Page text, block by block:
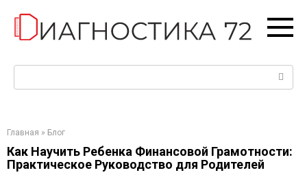
контенту
Главная » Блог
Как Научить Ребенка Финансовой Грамотности:
Практическое Руководство для Родителей